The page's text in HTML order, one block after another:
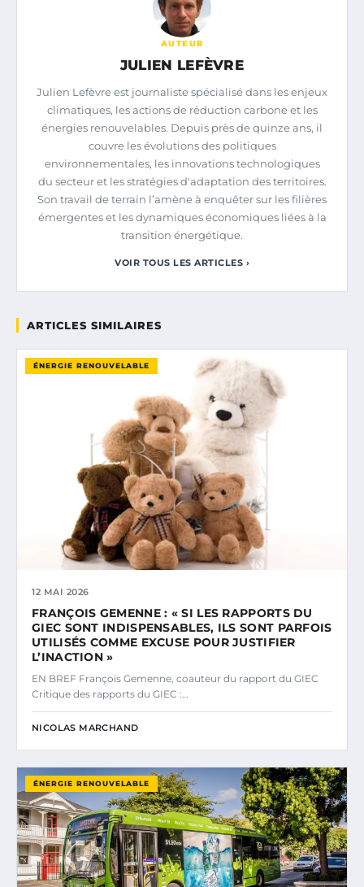
AUTEUR
JULIEN LEFÈVRE
Julien Lefèvre est journaliste spécialisé dans les enjeux
climatiques, les actions de réduction carbone et les
énergies renouvelables. Depuis près de quinze ans, il
couvre les évolutions des politiques
environnementales, les innovations technologiques
du secteur et les stratégies d'adaptation des territoires.
Son travail de terrain l’amène à enquêter sur les filières
émergentes et les dynamiques économiques liées à la
transition énergétique.
VOIR TOUS LES ARTICLES ›
ARTICLES SIMILAIRES
ÉNERGIE RENOUVELABLE
12 MAI 2026
FRANÇOIS GEMENNE : « SI LES RAPPORTS DU
GIEC SONT INDISPENSABLES, ILS SONT PARFOIS
UTILISÉS COMME EXCUSE POUR JUSTIFIER
L’INACTION »
EN BREF François Gemenne, coauteur du rapport du GIEC
Critique des rapports du GIEC :…
NICOLAS MARCHAND
ÉNERGIE RENOUVELABLE